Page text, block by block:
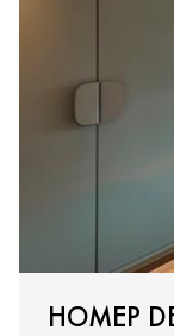
НОМЕР